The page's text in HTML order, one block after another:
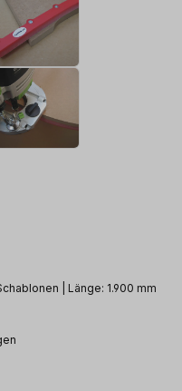
| Länge: 1.900 mm